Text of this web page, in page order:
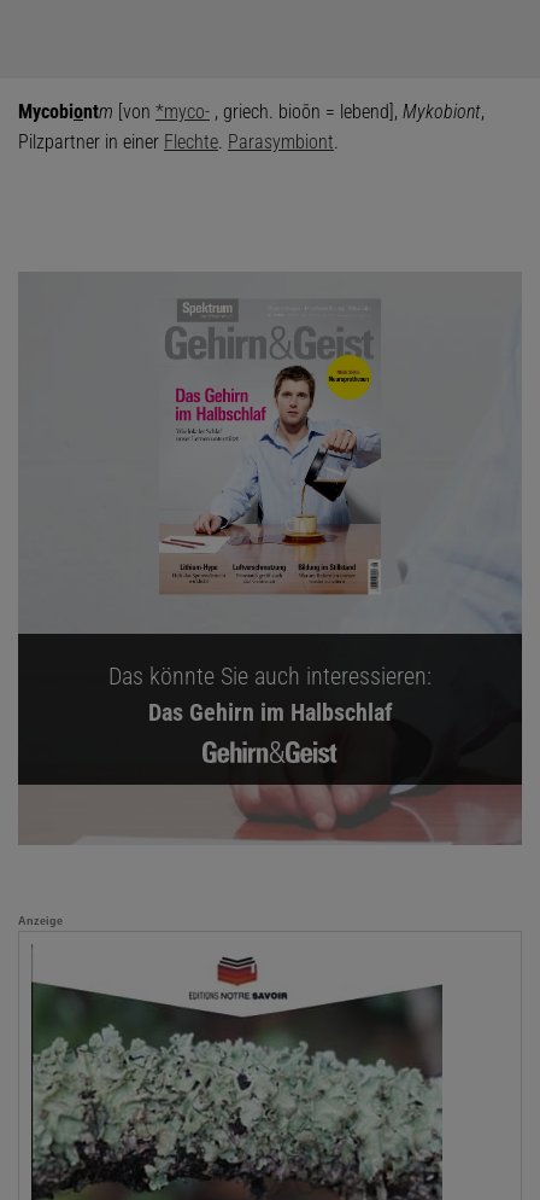
Mycobiontm [von *myco- , griech. bioōn = lebend], Mykobiont,
Pilzpartner in einer Flechte. Parasymbiont.
Das könnte Sie auch interessieren:
Das Gehirn im Halbschlaf
Anzeige